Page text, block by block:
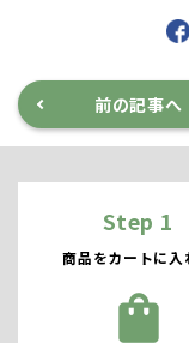
前の記事へ
Step 1
商品をカートに入
shopping_bag